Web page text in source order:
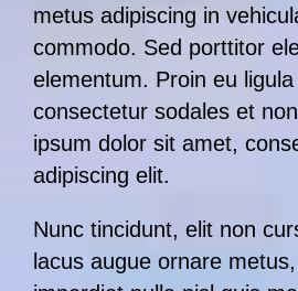
metus adipiscing in
commodo. Sed porttitor
elementum. Proin eu
consectetur sodales et
ipsum dolor sit amet,
adipiscing elit.
Nunc tincidunt, elit non
lacus augue ornare